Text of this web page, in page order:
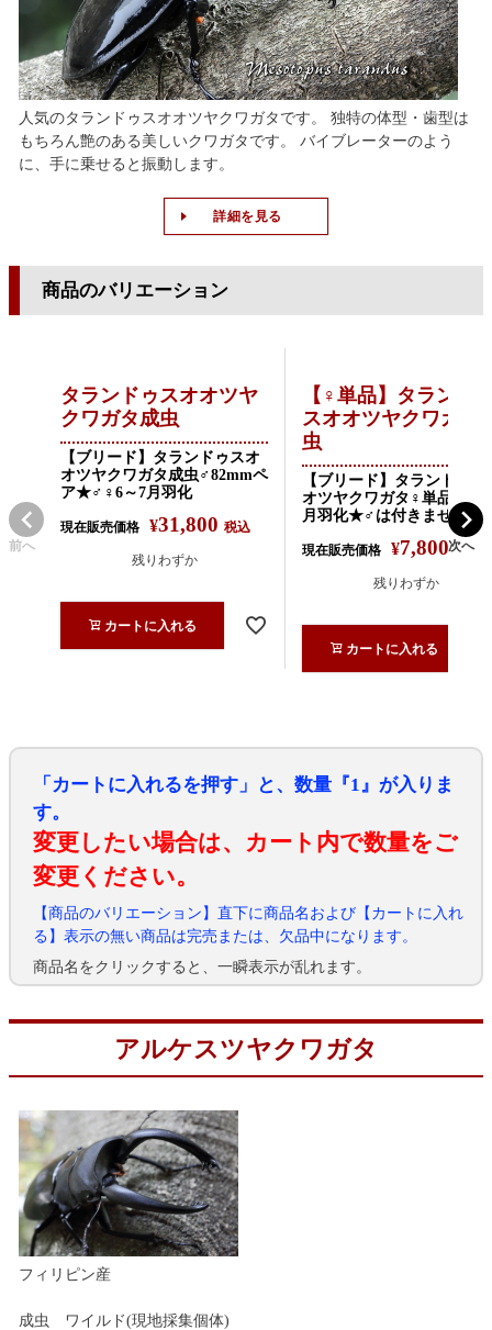
人気のタランドゥスオオツヤクワガタです。 独特の体型・歯型は
もちろん艶のある美しいクワガタです。 バイブレーターのよう
に、手に乗せると振動します。
詳細を見る
商品のバリエーション
前へ
タランドゥスオオツヤ
クワガタ成虫
【ブリード】タランドゥスオ
オツヤクワガタ成虫♂82mmペ
ア★♂♀6～7月羽化
現在販売価格 ¥31,800 税込
残りわずか
カートに入れる
【♀単品】タランド
スオオツヤクワガタ
虫
【ブリード】タランドゥス
オツヤクワガタ♀単品★5
月羽化★♂は付きません
現在販売価格 ¥7,800 税込
残りわずか
カートに入れる
次へ
「カートに入れるを押す」と、数量『1』が入りま
す。
変更したい場合は、カート内で数量をご
変更ください。
【商品のバリエーション】直下に商品名および【カートに入れ
る】表示の無い商品は完売または、欠品中になります。
商品名をクリックすると、一瞬表示が乱れます。
アルケスツヤクワガタ
フィリピン産
成虫 ワイルド(現地採集個体)